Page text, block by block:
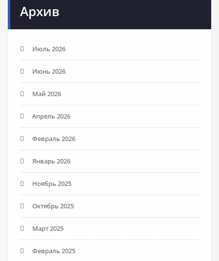
Архив
Июль 2026
Июнь 2026
Май 2026
Апрель 2026
Февраль 2026
Январь 2026
Ноябрь 2025
Октябрь 2025
Март 2025
Февраль 2025